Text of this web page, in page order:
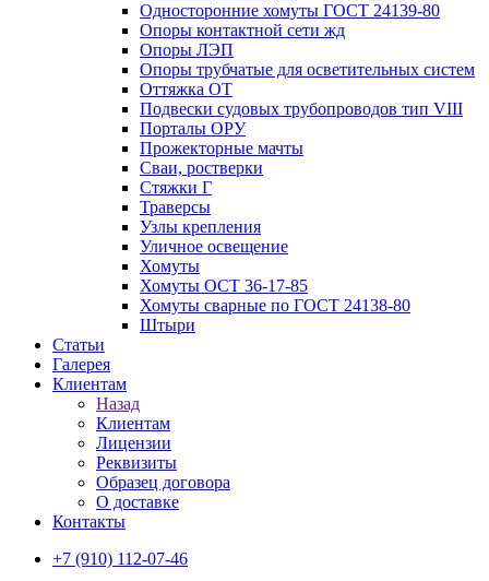
Односторонние хомуты ГОСТ 24139-80
Опоры контактной сети жд
Опоры ЛЭП
Опоры трубчатые для осветительных систем
Оттяжка ОТ
Подвески судовых трубопроводов тип VIII
Порталы ОРУ
Прожекторные мачты
Сваи, ростверки
Стяжки Г
Траверсы
Узлы крепления
Уличное освещение
Хомуты
Хомуты ОСТ 36-17-85
Хомуты сварные по ГОСТ 24138-80
Штыри
Статьи
Галерея
Клиентам
Назад
Клиентам
Лицензии
Реквизиты
Образец договора
О доставке
Контакты
+7 (910) 112-07-46